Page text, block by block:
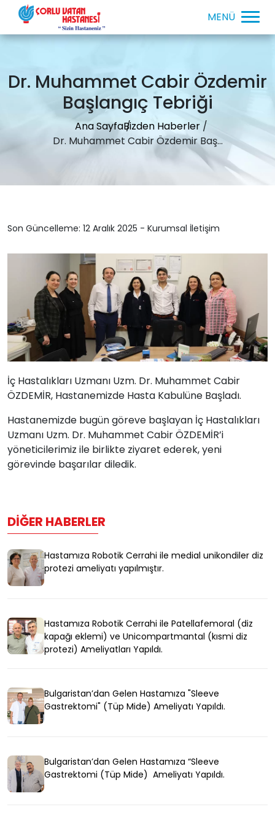
Dr. Muhammet Cabir Özdemir
Başlangıç Tebriği
Ana SayfaBizden Haberler
Dr. Muhammet Cabir Özdemir Baş...
Son Güncelleme: 12 Aralık 2025 - Kurumsal İletişim
İç Hastalıkları Uzmanı Uzm. Dr. Muhammet Cabir
ÖZDEMİR, Hastanemizde Hasta Kabulüne Başladı.
Hastanemizde bugün göreve başlayan İç Hastalıkları
Uzmanı Uzm. Dr. Muhammet Cabir ÖZDEMİR’i
yöneticilerimiz ile birlikte ziyaret ederek, yeni
görevinde başarılar diledik.
DIĞER HABERLER
Hastamıza Robotik Cerrahi ile medial unikondiler diz
protezi ameliyatı yapılmıştır.
Hastamıza Robotik Cerrahi ile Patellafemoral (diz
kapağı eklemi) ve Unicompartmantal (kısmi diz
protezi) Ameliyatları Yapıldı.
Bulgaristan’dan Gelen Hastamıza "Sleeve
Gastrektomi" (Tüp Mide) Ameliyatı Yapıldı.
Bulgaristan’dan Gelen Hastamıza “Sleeve
Gastrektomi (Tüp Mide) Ameliyatı Yapıldı.